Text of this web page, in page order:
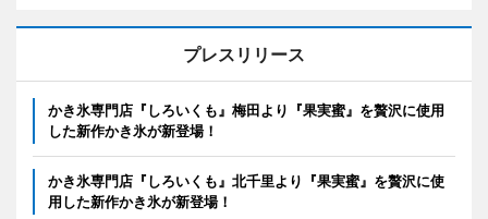
プレスリリース
かき氷専門店『しろいくも』梅田より『果実蜜』を贅沢に使用
した新作かき氷が新登場！
かき氷専門店『しろいくも』北千里より『果実蜜』を贅沢に使
用した新作かき氷が新登場！